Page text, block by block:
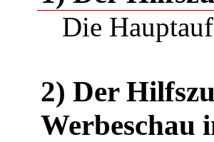
Die
2) Der
Werbeschau